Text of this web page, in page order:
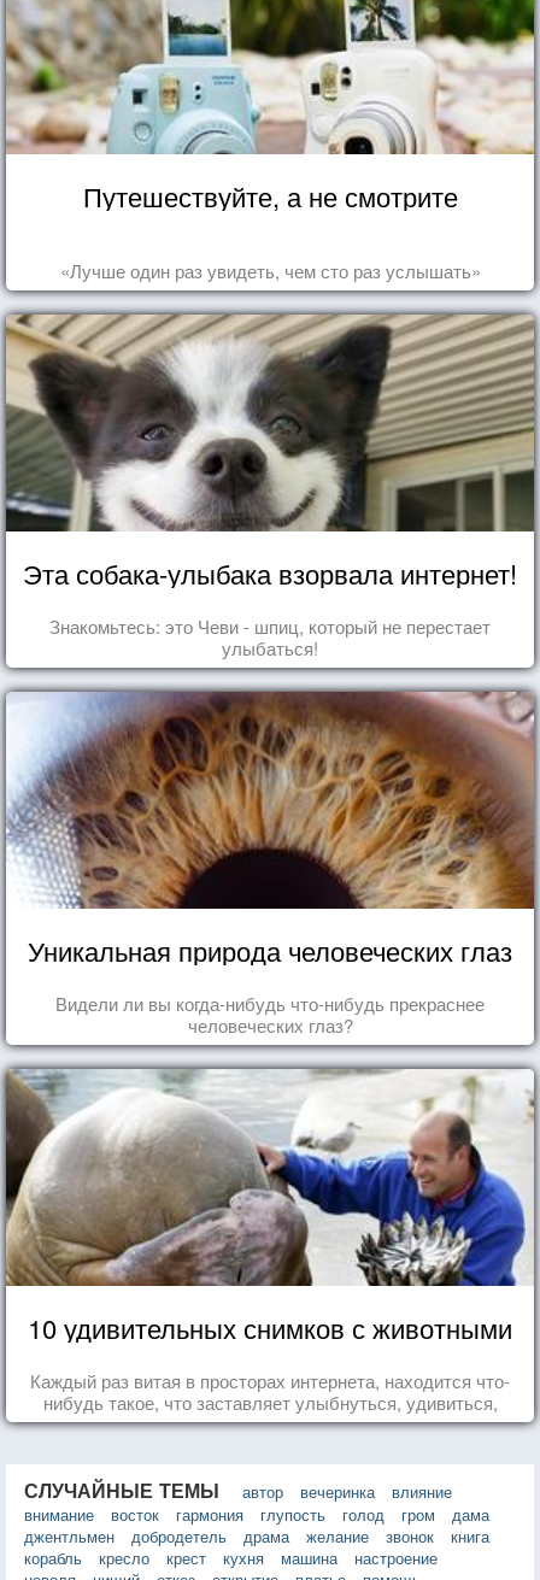
Путешествуйте, а не смотрите
«Лучше один раз увидеть, чем сто раз услышать»
Эта собака-улыбака взорвала интернет!
Знакомьтесь: это Чеви - шпиц, который не перестает
улыбаться!
Уникальная природа человеческих глаз
Видели ли вы когда-нибудь что-нибудь прекраснее
человеческих глаз?
10 удивительных снимков с животными
Каждый раз витая в просторах интернета, находится что-
нибудь такое, что заставляет улыбнуться, удивиться,
восхититься...
СЛУЧАЙНЫЕ ТЕМЫ автор вечеринка
влияние
внимание
восток гармония глупость голод гром
дама
джентльмен
добродетель драма желание звонок
книга
корабль
кресло крест кухня машина
настроение